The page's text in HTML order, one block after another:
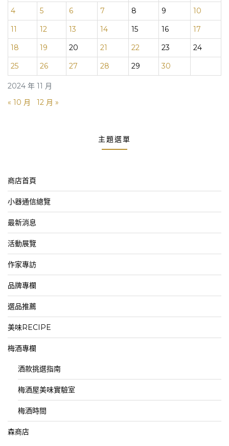
2024 年 11 月
4
5 6 7 8 9
10
11
12 13 14 15 16
17
18
19 20 21 22 23
24
25
26 27 28 29 30
« 10 月 12 月 »
主題選單
商店首頁
小器通信總覽
最新消息
活動展覽
作家專訪
品牌專欄
選品推薦
美味RECIPE
梅酒專欄
酒款挑選指南
梅酒屋美味實驗室
梅酒時間
森商店